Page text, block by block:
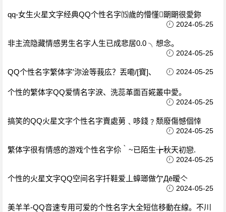
qq-女生火星文字经典QQ个性名字⒂歲的懵懂朙朙很愛鉨
2024-05-25
非主流隐藏情感男生名字人生已成悲居0.0 ╮想念。
2024-05-25
QQ个性名字繁体字′沵浍等莪庅？丟嘞/[寶]、 2024-05-25
个性的繁体字QQ爱情名字淚、洗蕊革面百婲叢中愛。
2024-05-25
搞笑的QQ火星文字个性名字賣處莮﹑哆錢﹖颓廢傷憾個悻
2024-05-25
繁体字很有情感的游戏个性名字伱｀~已陌生╆秋天初戀.
2024-05-25
个性的火星文字QQ空间名字扦鞋爱丄蟑瑯做亇Дē暧亽
2024-05-25
美羊羊-QQ音速专用可爱的个性名字大全短信移動在線。不川